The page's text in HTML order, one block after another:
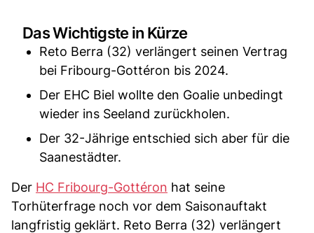
Das Wichtigste in Kürze
Reto Berra (32) verlängert seinen Vertrag
bei Fribourg-Gottéron bis 2024.
Der EHC Biel wollte den Goalie unbedingt
wieder ins Seeland zurückholen.
Der 32-Jährige entschied sich aber für die
Saanestädter.
Der HC Fribourg-Gottéron hat seine
Torhüterfrage noch vor dem Saisonauftakt
langfristig geklärt. Reto Berra (32) verlängert